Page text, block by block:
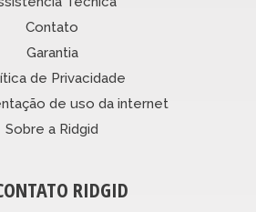
Contato
Garantia
de Privacidade
de uso da internet
Sobre a Ridgid
RIDGID